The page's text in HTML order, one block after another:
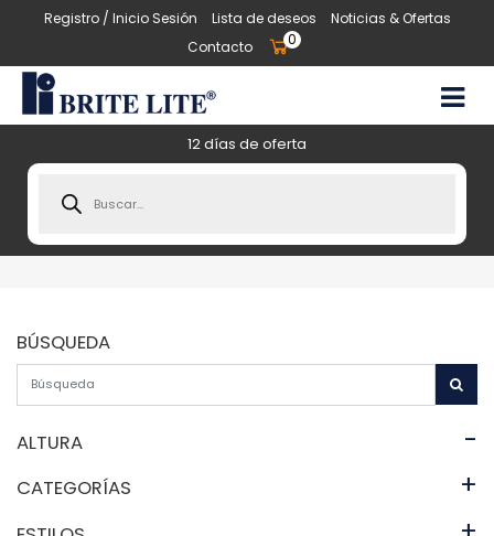
Registro / Inicio Sesión Lista de deseos
Noticias & Ofertas
Contacto
0
12 días de oferta
search
BÚSQUEDA
ALTURA -
CATEGORÍAS +